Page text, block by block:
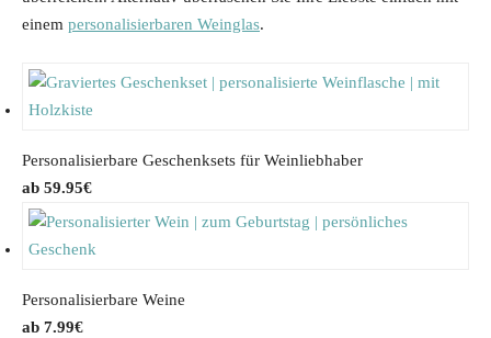
einem personalisierbaren Weinglas.
Personalisierbare Geschenksets für Weinliebhaber
59.95€
Personalisierbare Weine
7.99€